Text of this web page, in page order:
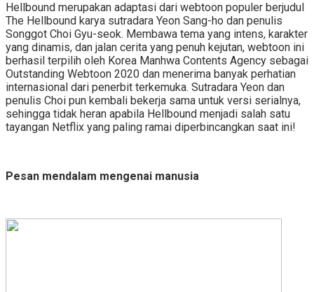
Hellbound merupakan adaptasi dari webtoon populer berjudul
The Hellbound karya sutradara Yeon Sang-ho dan penulis
Songgot Choi Gyu-seok. Membawa tema yang intens, karakter
yang dinamis, dan jalan cerita yang penuh kejutan, webtoon ini
berhasil terpilih oleh Korea Manhwa Contents Agency sebagai
Outstanding Webtoon 2020 dan menerima banyak perhatian
internasional dari penerbit terkemuka. Sutradara Yeon dan
penulis Choi pun kembali bekerja sama untuk versi serialnya,
sehingga tidak heran apabila Hellbound menjadi salah satu
tayangan Netflix yang paling ramai diperbincangkan saat ini!
Pesan mendalam mengenai manusia